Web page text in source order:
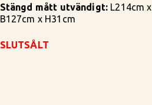
Stängd mått utvändigt: L214cm x
B127cm x H31cm
SLUTSÅLT